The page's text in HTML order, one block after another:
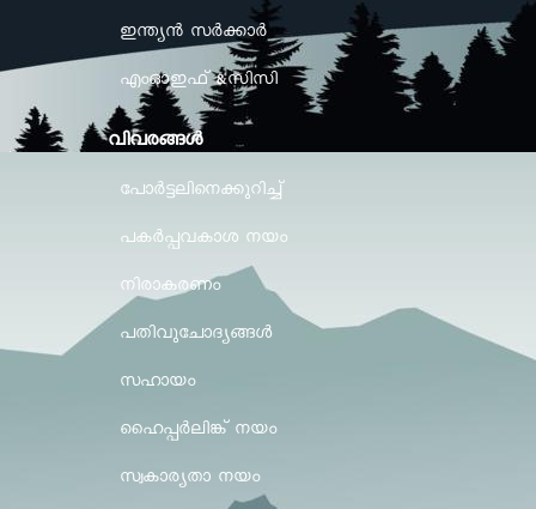
ഇന്ത്യൻ സർക്കാർ
എംഓഇഫ് &സിസി
വിവരങ്ങള്‍
പോർട്ടലിനെക്കുറിച്ച്
പകർപ്പവകാശ നയം
നിരാകരണം
പതിവുചോദ്യങ്ങൾ
സഹായം
ഹൈപ്പർലിങ്ക് നയം
സ്വകാര്യതാ നയം